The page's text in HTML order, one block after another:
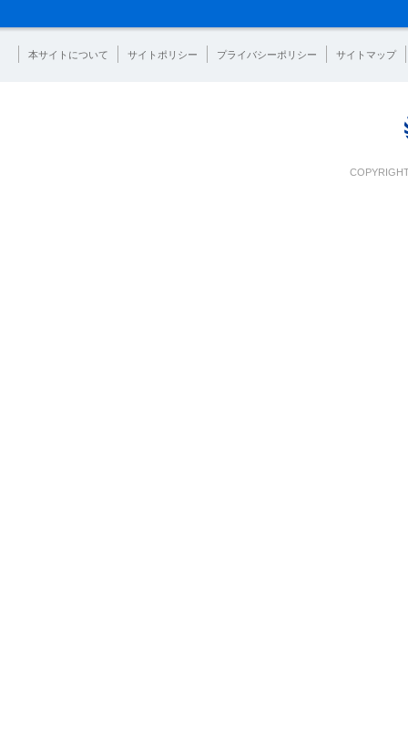
本サイトについて サイトポリシー プライバシーポリシー サイトマップ